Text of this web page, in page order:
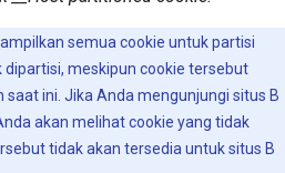
semua cookie untuk partisi
meskipun cookie tersebut
ini. Jika Anda mengunjungi situs B
akan melihat cookie yang tidak
tidak akan tersedia untuk situs B